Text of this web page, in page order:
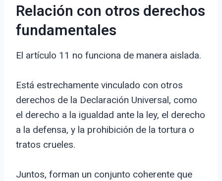
Relación con otros derechos
fundamentales
El artículo 11 no funciona de manera aislada.
Está estrechamente vinculado con otros
derechos de la Declaración Universal, como
el derecho a la igualdad ante la ley, el derecho
a la defensa, y la prohibición de la tortura o
tratos crueles.
Juntos, forman un conjunto coherente que